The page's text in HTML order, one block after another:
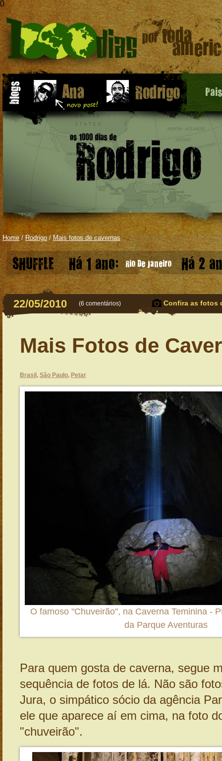
0
Home/ Rodrigo /Mais fotos de cavernas
SHUFFLE Há 1 ano: Rio De Janeiro Há 2
22/05/2010 (6 comentários) Confira as fotos
Mais Fotos de
Brasil , São Paulo, Petar
O famoso "Chuveirão", na Caverna Teminina -
da Parque Aventuras
Para quem gosta de caverna, segue
sequência de fotos de lá. Não são
Jura, o simpático sócio da agência
ele que aparece aí em cima, na foto
"chuveirão".